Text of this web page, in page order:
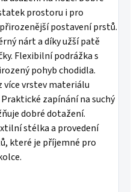
prostoru i pro
postavení prstů.
nárt a díky užší patě
Flexibilní podrážka s
pohyb chodidla.
více vrstev materiálu
zapínání na suchý
dobré dotažení.
stélka a provedení
které je příjemné pro